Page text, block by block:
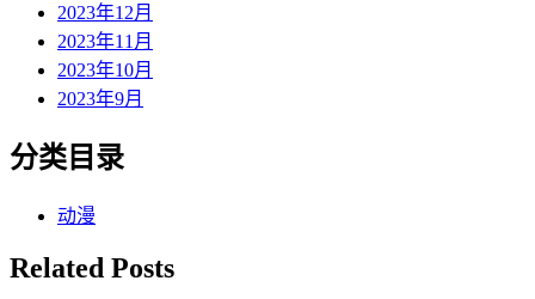
2023年12月
2023年11月
2023年10月
2023年9月
分类目录
动漫
Related Posts